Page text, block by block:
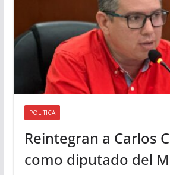
POLITICA
Reintegran a Carlos
como diputado del